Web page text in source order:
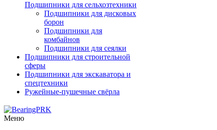
Подшипники для сельхозтехники
Подшипники для дисковых
борон
Подшипники для
комбайнов
Подшипники для сеялки
Подшипники для строительной
сферы
Подшипники для экскаватора и
спецтехники
Ружейные-пушечные свёрла
Меню